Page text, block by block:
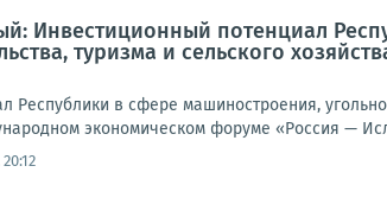
Инвестиционный потенциал
туризма и сельского
Республики в сфере машиностроения,
экономическом форуме «Россия —